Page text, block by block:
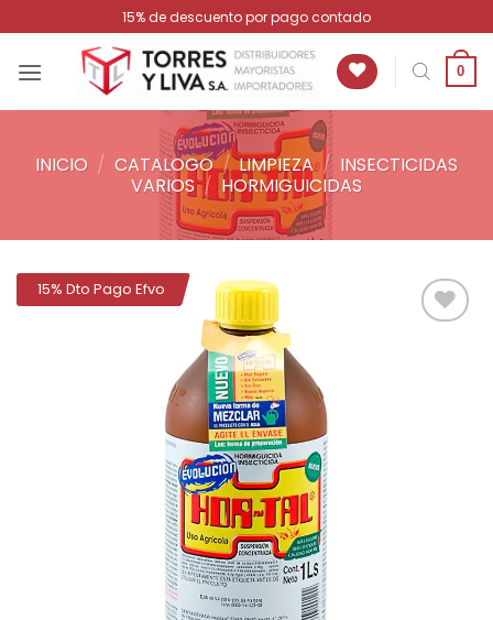
al
contenido
15% de descuento por pago contado
0
INICIO / CATALOGO / LIMPIEZA / INSECTICIDAS
VARIOS / HORMIGUICIDAS
15% Dto Pago Efvo